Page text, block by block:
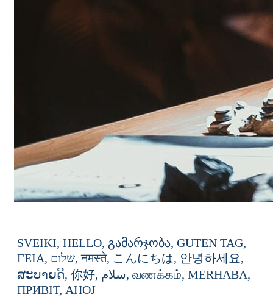
SVEIKI, HELLO, გამარჯობა, GUTEN TAG,
ΓΕΙΑ,
שלום, नमस्ते, こんにちは, 안녕하세요,
ສະບາຍດີ, 你好, سلام, வணக்கம், MERHABA,
ПРИВІТ, AHOJ